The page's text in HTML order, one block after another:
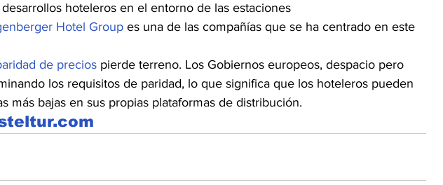
hoteleros en el entorno de las estaciones
Hotel Group es una de las compañías que se ha centrado en este
de precios pierde terreno. Los Gobiernos europeos, despacio pero
los requisitos de paridad, lo que significa que los hoteleros pueden
más bajas en sus propias plataformas de distribución.